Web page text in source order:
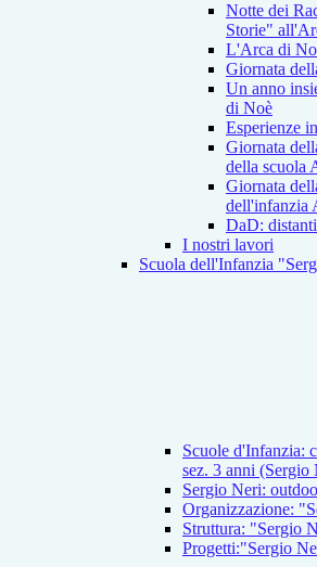
Notte dei
Storie"
L'Arca di
Giornata
Un anno
di Noè
Esperienze
Giornata
della scuola
Giornata
dell'infanzia
DaD:
I nostri lavori
Scuola dell'Infanzia
Scuole d'Infanzia:
sez. 3 anni (Sergio
Sergio Neri:
Organizzazione:
Struttura: "Sergio
Progetti:"Sergio